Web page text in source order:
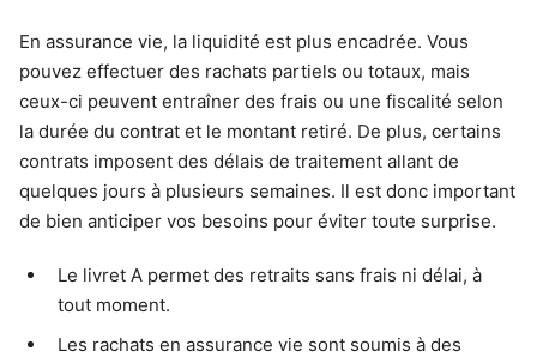
En assurance vie, la liquidité est plus encadrée. Vous
pouvez effectuer des rachats partiels ou totaux, mais
ceux-ci peuvent entraîner des frais ou une fiscalité selon
la durée du contrat et le montant retiré. De plus, certains
contrats imposent des délais de traitement allant de
quelques jours à plusieurs semaines. Il est donc important
de bien anticiper vos besoins pour éviter toute surprise.
Le livret A permet des retraits sans frais ni délai, à
tout moment.
Les rachats en assurance vie sont soumis à des